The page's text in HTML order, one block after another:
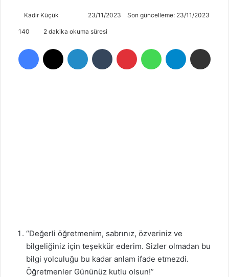
Kadir Küçük
göndermek
23/11/2023 Son güncelleme: 23/11/2023
140 2 dakika okuma süresi
Facebook LinkedIn Tumblr Pinterest WhatsAppTelegram
“Değerli öğretmenim, sabrınız, özveriniz ve
bilgeliğiniz için teşekkür ederim. Sizler olmadan bu
bilgi yolculuğu bu kadar anlam ifade etmezdi.
Öğretmenler Gününüz kutlu olsun!”